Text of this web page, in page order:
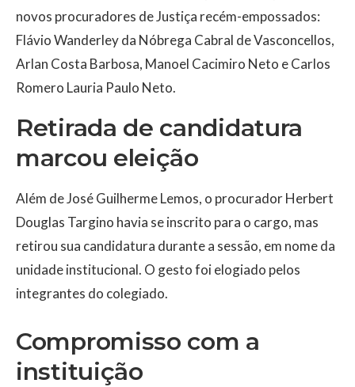
novos procuradores de Justiça recém-empossados:
Flávio Wanderley da Nóbrega Cabral de Vasconcellos,
Arlan Costa Barbosa, Manoel Cacimiro Neto eCarlos
Romero Lauria Paulo Neto.
Retirada de candidatura
marcou eleição
Além de José Guilherme Lemos, o procuradorHerbert
Douglas Targino havia se inscrito para o cargo, mas
retirou sua candidatura durante a sessão, em nome da
unidade institucional. O gesto foi elogiado pelos
integrantes do colegiado.
Compromisso com a
instituição